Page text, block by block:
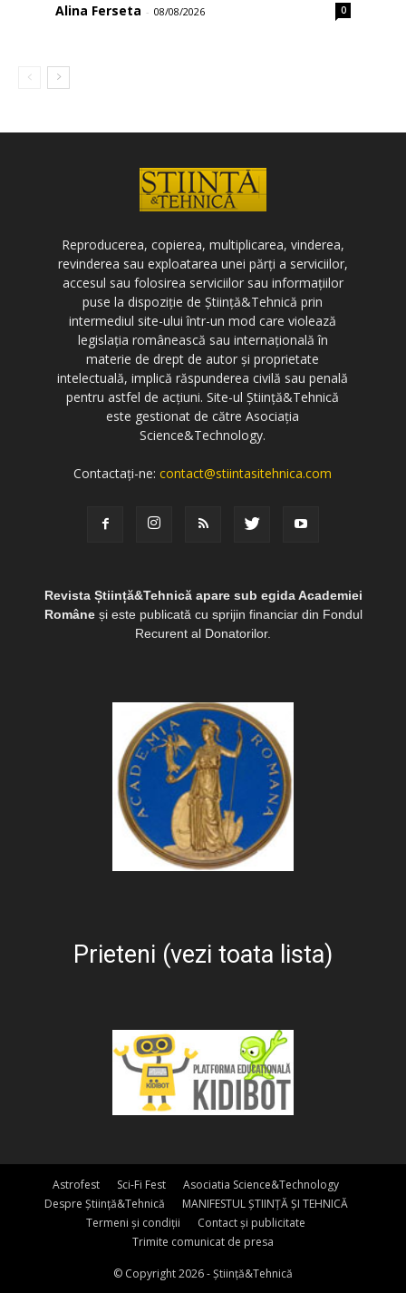
Alina Ferseta - 08/08/2026 0
Reproducerea, copierea, multiplicarea, vinderea,
revinderea sau exploatarea unei părți a serviciilor,
accesul sau folosirea serviciilor sau informațiilor
puse la dispoziție de Știință&Tehnică prin
intermediul site-ului într-un mod care violează
legislația românească sau internațională în
materie de drept de autor și proprietate
intelectuală, implică răspunderea civilă sau penală
pentru astfel de acțiuni. Site-ul Știință&Tehnică
este gestionat de către Asociația
Science&Technology.
Contactați-ne:contact@stiintasitehnica.com
Revista Știință&Tehnică apare sub egida Academiei
Româneși este publicată cu sprijin financiar din Fondul
Recurent al Donatorilor.
Prieteni (vezi toata lista)
Astrofest Sci-Fi Fest
Asociatia Science&Technology
Despre Știință&Tehnică
MANIFESTUL ȘTIINȚĂ ȘI TEHNICĂ
Termeni și condiții
Contact și publicitate
Trimite comunicat de presa
© Copyright 2026 - Știință&Tehnică